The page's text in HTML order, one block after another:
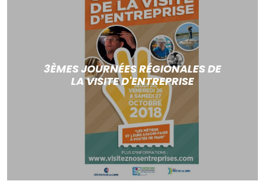
3ÈMES JOURNÉES RÉGIONALES DE
LA VISITE D'ENTREPRISE